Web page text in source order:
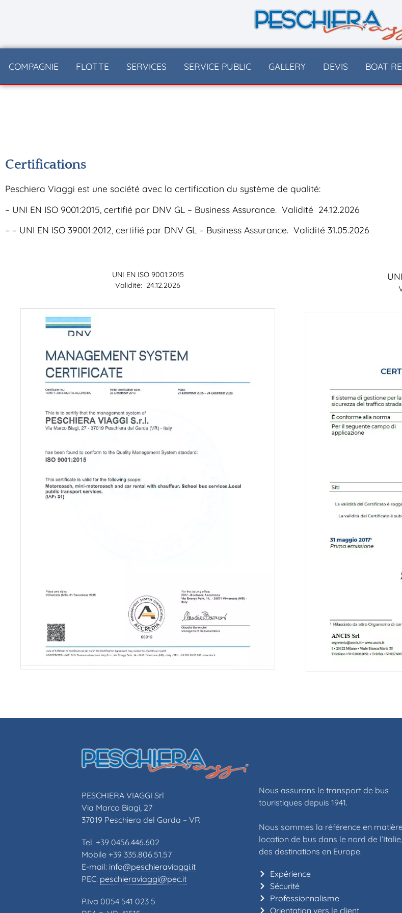
COMPAGNIE FLOTTE SERVICES SERVICE PUBLIC GALLERY DEVIS BOAT
Certifications
Peschiera Viaggi est une société avec la certification du système de qualité:
– UNI EN ISO 9001:2015, certifié par DNV GL – Business Assurance. Validité 24.12.2026
– – UNI EN ISO 39001:2012, certifié par DNV GL – Business Assurance. Validité 31.05.2026
UNI EN ISO 9001:2015
Validité: 24.12.2026
PESCHIERA VIAGGI Srl
Via Marco Biagi, 27
37019 Peschiera del Garda – VR
Tel. +39 0456.446.602
Mobile +39 335.806.51.57
E-mail: info@peschieraviaggi.it
PEC: peschieraviaggi@pec.it
P.Iva 0054 541 023 5
Nous assurons le transport de bus
touristiques depuis 1941.
Nous sommes la référence en
location de bus dans le nord de
des destinations en Europe.
Expérience
Sécurité
Professionnalisme
Orientation vers le client